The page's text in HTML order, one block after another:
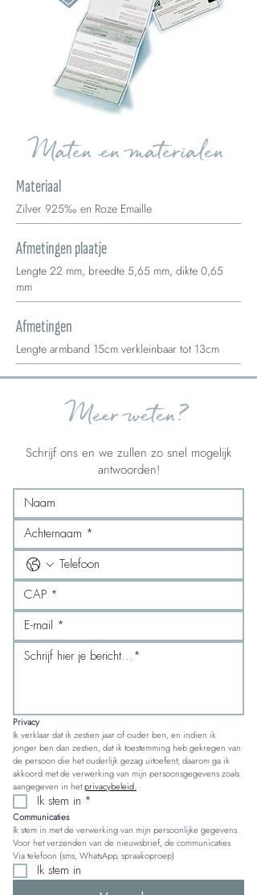
Maten en materialen
Materiaal
Zilver 925‰ en Roze Emaille
Afmetingen plaatje
Lengte 22 mm, breedte 5,65 mm, dikte 0,65
mm
Afmetingen
Lengte armband 15cm verkleinbaar tot 13cm
Meer weten?
Schrijf ons en we zullen zo snel mogelijk
antwoorden!
Privacy
Ik verklaar dat ik zestien jaar of ouder ben, en indien ik
jonger ben dan zestien, dat ik toestemming heb gekregen van
de persoon die het ouderlijk gezag uitoefent; daarom ga ik
akkoord met de verwerking van mijn persoonsgegevens zoals
aangegeven in het privacybeleid.
Ik stem in *
Communicaties
Ik stem in met de verwerking van mijn persoonlijke gegevens.
Voor het verzenden van de nieuwsbrief, de communicaties
Via telefoon (sms, WhatsApp, spraakoproep)
Ik stem in